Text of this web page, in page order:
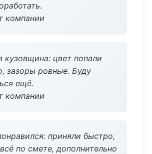
компании
кузовщина: цвет попали
зазоры ровные. Буду
ещё.
компании
приняли быстро,
по смете, дополнительно